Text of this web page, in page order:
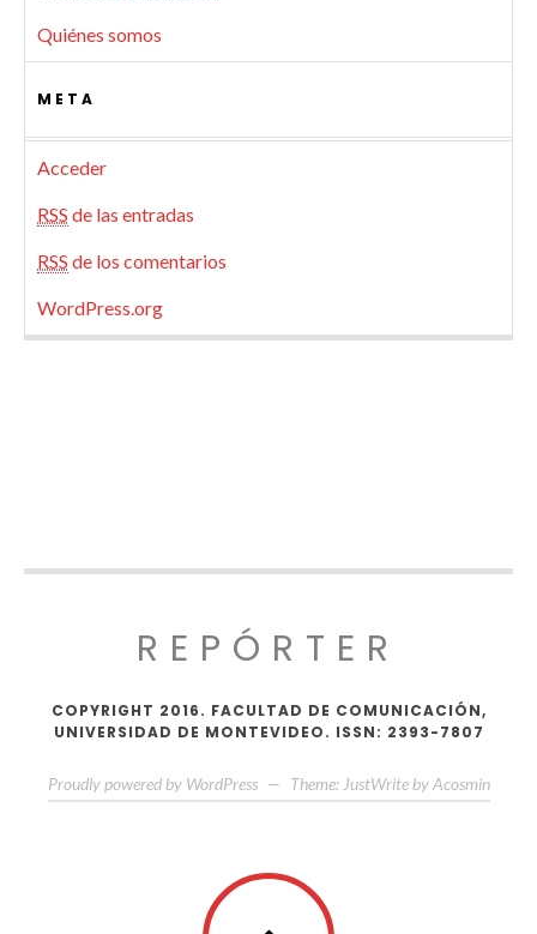
Quiénes somos
META
Acceder
RSS de las entradas
RSS de los comentarios
WordPress.org
REPÓRTER
COPYRIGHT 2016. FACULTAD DE COMUNICACIÓN,
UNIVERSIDAD DE MONTEVIDEO. ISSN: 2393-7807
Proudly powered by WordPress — Theme: JustWrite by Acosmin